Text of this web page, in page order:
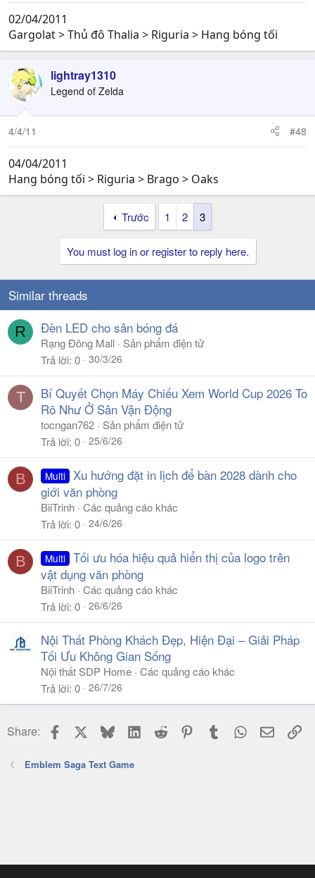
02/04/2011
Gargolat > Thủ đô Thalia > Riguria > Hang bóng tối
lightray1310
Legend of Zelda
4/4/11 #48
04/04/2011
Hang bóng tối > Riguria > Brago > Oaks
Trước 1 2 3
You must log in or register to reply here.
Similar threads
R Đèn LED cho sân bóng đá
Rạng Đông Mall
Sản phẩm điện tử
Trả lời 0 30/3/26
T
Bí Quyết Chọn Máy Chiếu Xem World Cup 2026 To
Rõ Như Ở Sân Vận Động
tocngan762
Sản phẩm điện tử
Trả lời 0 25/6/26
B Multi
Xu hướng đặt in lịch để bàn 2028 dành cho
giới văn phòng
BiiTrinh Các quảng cáo khác
Trả lời 0 24/6/26
B Multi Tối ưu hóa hiệu quả hiển thị của logo trên
vật dụng văn phòng
BiiTrinh Các quảng cáo khác
Trả lời 0 26/6/26
Nội Thất Phòng Khách Đẹp, Hiện Đại – Giải Pháp
Tối Ưu Không Gian Sống
Nội thất SDP Home Các quảng cáo khác
Trả lời 0 26/7/26
Share: Facebook BlueskyLinkedIn
Reddit PinterestTumblr WhatsApp
Email
Emblem Saga Text Game